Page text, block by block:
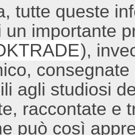
tutte queste
un importante
),
agli studiosi
raccontate e
può così